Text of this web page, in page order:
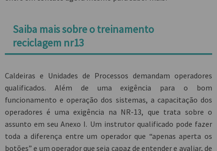
Saiba mais sobre o treinamento
reciclagem nr13
Caldeiras e Unidades de Processos demandam operadores
qualificados. Além de uma exigência para o bom
funcionamento e operação dos sistemas, a capacitação dos
operadores é uma exigência na NR-13, que trata sobre o
assunto em seu Anexo I. Um instrutor qualificado pode fazer
toda a diferença entre um operador que “apenas aperta os
botões” e um operador que seja capaz de entender e avaliar, de